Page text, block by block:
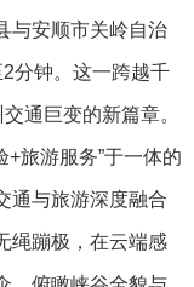
与安顺市关岭自治
分钟。这一跨越千
通巨变的新篇章。
旅游服务”于一体的
通与旅游深度融合
绳蹦极，在云端感